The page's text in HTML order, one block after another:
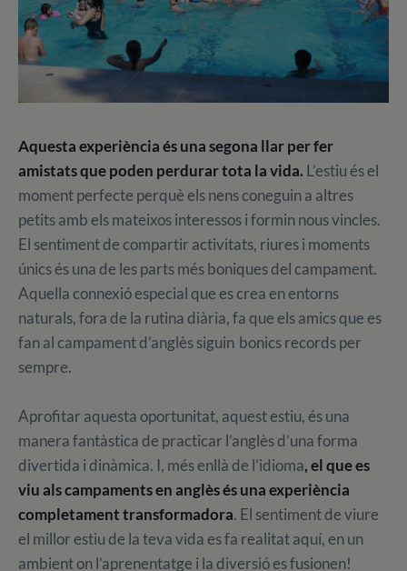
Aquesta experiència és una segona llar per fer
amistats que poden perdurar tota la vida. L’estiu és el
moment perfecte perquè els nens coneguin a altres
petits amb els mateixos interessos i formin nous vincles.
El sentiment de compartir activitats, riures i moments
únics és una de les parts més boniques del campament.
Aquella connexió especial que es crea en entorns
naturals, fora de la rutina diària, fa que els amics que es
fan al campament d’anglès siguin bonics records per
sempre.
Aprofitar aquesta oportunitat, aquest estiu, és una
manera fantàstica de practicar l’anglès d’una forma
divertida i dinàmica. I, més enllà de l’idioma, el que es
viu als campaments en anglès és una experiència
completament transformadora. El sentiment de viure
el millor estiu de la teva vida es fa realitat aquí, en un
ambient on l’aprenentatge i la diversió es fusionen!